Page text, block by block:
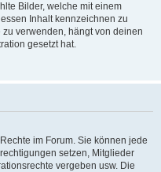
Bilder, welche mit einem
Inhalt kennzeichnen zu
verwenden, hängt von deinen
gesetzt hat.
im Forum. Sie können jede
setzen, Mitglieder
vergeben usw. Die